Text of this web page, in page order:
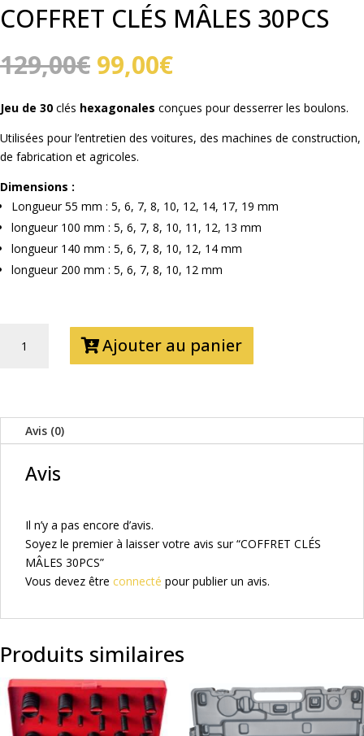
COFFRET CLÉS MÂLES 30PCS
129,00€ Le
prix
initial
était :
129,00€.
99,00€Le
actuel
est :
99,00€.
Jeu de 30 clés hexagonales conçues pour desserrer les boulons.
Utilisées pour l’entretien des voitures, des machines de construction,
de fabrication et agricoles.
Dimensions :
Longueur 55 mm : 5, 6, 7, 8, 10, 12, 14, 17, 19 mm
longueur 100 mm : 5, 6, 7, 8, 10, 11, 12, 13 mm
longueur 140 mm : 5, 6, 7, 8, 10, 12, 14 mm
longueur 200 mm : 5, 6, 7, 8, 10, 12 mm
30PCS
Ajouter au panier
Avis (0)
Avis
Il n’y a pas encore d’avis.
Soyez le premier à laisser votre avis sur “COFFRET CLÉS
MÂLES 30PCS”
Vous devez être connecté pour publier un avis.
Produits similaires